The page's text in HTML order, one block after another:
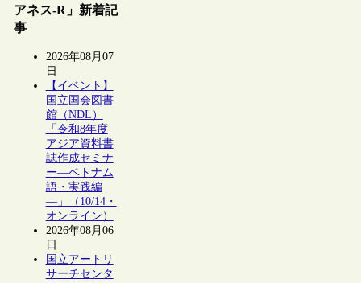
アネス-R」新着記
事
2026年08月07
日
【イベント】
国立国会図書
館（NDL）
「令和8年度
アジア資料書
誌作成セミナ
ー―ベトナム
語・実践編
―」（10/14・
オンライン）
2026年08月06
日
国立アートリ
サーチセンタ